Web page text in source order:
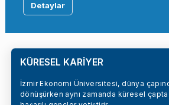
Detaylar
KÜRESEL KARİYER
İzmir Ekonomi Üniversitesi, dünya
dönüşürken aynı zamanda küresel